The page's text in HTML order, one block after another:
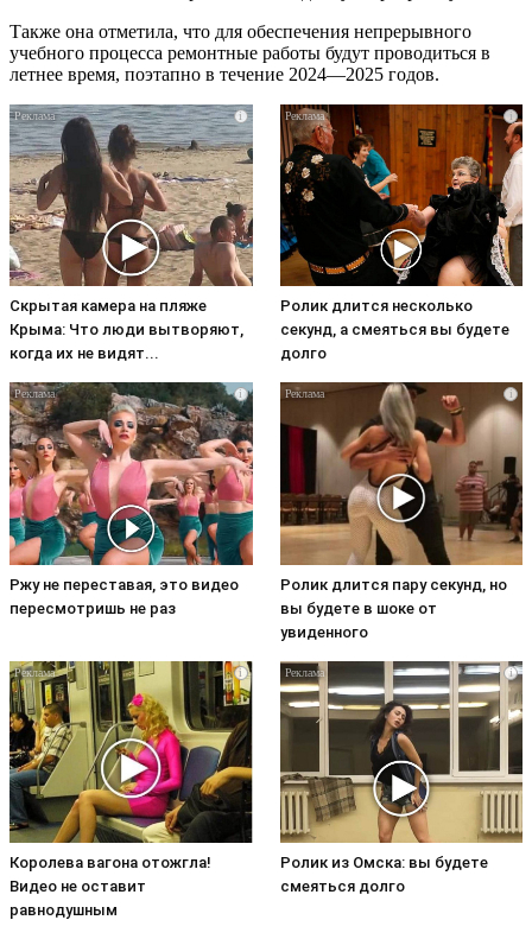
Также она отметила, что для обеспечения непрерывного
учебного процесса ремонтные работы будут проводиться в
летнее время, поэтапно в течение 2024—2025 годов.
i
Скрытая камера на пляже
Крыма: Что люди вытворяют,
когда их не видят...
i
Ролик длится несколько
секунд, а смеяться вы будете
долго
i
Ржу не переставая, это видео
пересмотришь не раз
i
Ролик длится пару секунд, но
вы будете в шоке от
увиденного
i
Королева вагона отожгла!
Видео не оставит
равнодушным
i
Ролик из Омска: вы будете
смеяться долго